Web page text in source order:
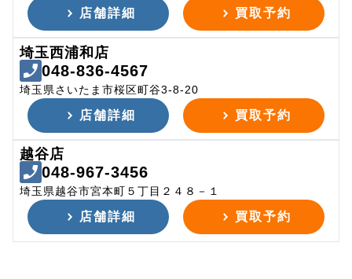
店舗詳細 買取予約
埼玉西浦和店
048-836-4567
埼玉県さいたま市桜区町谷3-8-20
店舗詳細 買取予約
越谷店
048-967-3456
埼玉県越谷市宮本町５丁目２４８－１
店舗詳細 買取予約